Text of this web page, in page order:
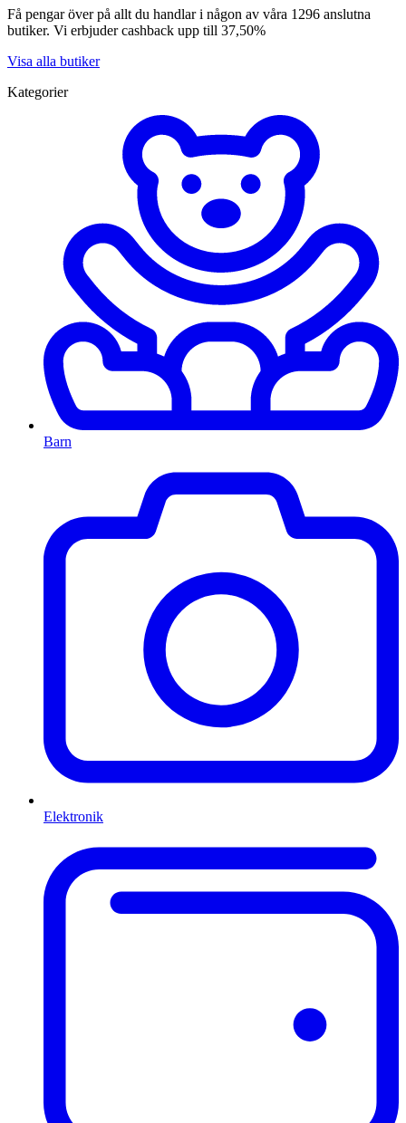
Få pengar över på allt du handlar i någon av våra 1296 anslutna
butiker. Vi erbjuder cashback upp till 37,50%
Visa alla butiker
Kategorier
Barn
Elektronik